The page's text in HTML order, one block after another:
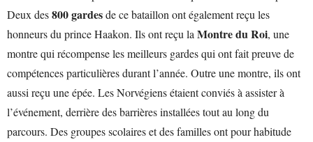
Deux des800 gardesde ce bataillon ont également reçu les
honneurs du prince Haakon. Ils ont reçu la Montre du Roi, une
montre qui récompense les meilleurs gardes qui ont fait preuve de
compétences particulières durant l’année. Outre une montre, ils ont
aussi reçu une épée. Les Norvégiens étaient conviés à assister à
l’événement, derrière des barrières installées tout au long du
parcours. Des groupes scolaires et des familles ont pour habitude